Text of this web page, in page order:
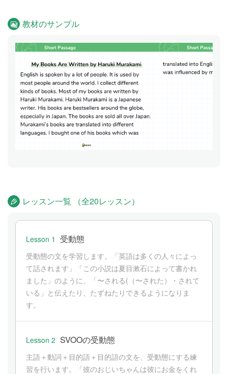
教材のサンプル
レッスン一覧 （全20レッスン）
Lesson 1 受動態
受動態の文を学習します。「英語は多くの人々によっ
て話されます」「この小説は夏目漱石によって書かれ
ました」のように、「〜される(（〜された）・されて
いる」と伝えたり、たずねたりできるようになりま
す。
Lesson 2 SVOOの受動態
主語＋動詞＋目的語＋目的語の文を、受動態にする練
習を行います。「彼のおじいちゃんは彼にお金をくれ